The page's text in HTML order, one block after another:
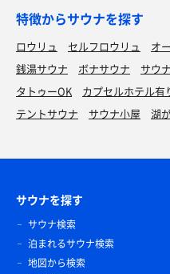
特徴からサウナを探す
ロウリュ セルフロウリュ オ
銭湯サウナ
ボナサウナ サウ
タトゥーOK
カプセルホテル有
テントサウナ
サウナ小屋 湖
サウナを探す
サウナ検索
泊まれるサウナ検索
地図から検索